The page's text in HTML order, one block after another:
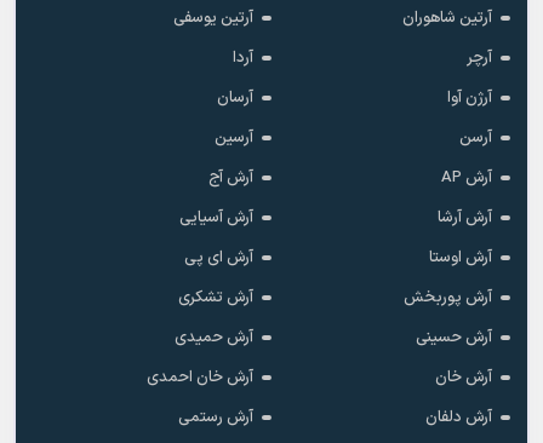
آرتین شاهوران
آرتین یوسفی
آرچر
آردا
آرژن آوا
آرسان
آرسن
آرسین
آرش AP
آرش آج
آرش آرشا
آرش آسیایی
آرش اوستا
آرش ای پی
آرش پوربخش
آرش تشکری
آرش حسینی
آرش حمیدی
آرش خان
آرش خان احمدی
آرش دلفان
آرش رستمى